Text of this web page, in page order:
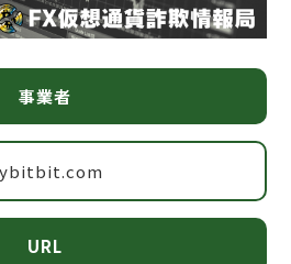
事業者
URL